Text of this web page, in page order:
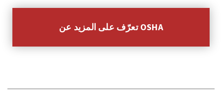
تعرّف على المزيد عن OSHA